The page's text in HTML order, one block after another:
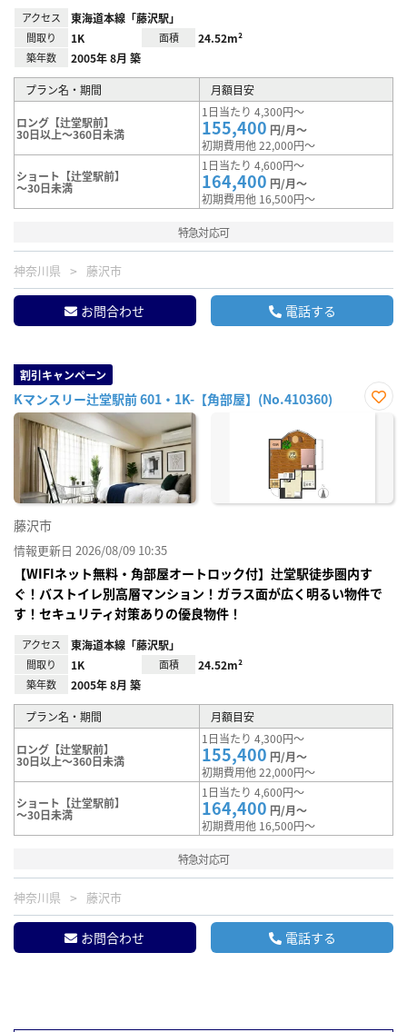
アクセス 東海道本線「藤沢駅」
間取り 1K 面積 24.52m²
築年数 2005年 8月 築
プラン名・期間 月額目安
ロング【辻堂駅前】
30日以上～360日未満
1日当たり 4,300円～
155,400 円/月～
初期費用他 22,000円～
ショート【辻堂駅前】
～30日未満
1日当たり 4,600円～
164,400 円/月～
初期費用他 16,500円～
特急対応可
神奈川県 藤沢市
お問合わせ 電話する
割引キャンペーン
Kマンスリー辻堂駅前 601・1K-【角部屋】(No.410360)
お気
藤沢市
情報更新日 2026/08/09 10:35
【WIFIネット無料・角部屋オートロック付】辻堂駅徒歩圏内す
ぐ！バストイレ別高層マンション！ガラス面が広く明るい物件で
す！セキュリティ対策ありの優良物件！
アクセス 東海道本線「藤沢駅」
間取り 1K 面積 24.52m²
築年数 2005年 8月 築
プラン名・期間 月額目安
ロング【辻堂駅前】
30日以上～360日未満
1日当たり 4,300円～
155,400 円/月～
初期費用他 22,000円～
ショート【辻堂駅前】
～30日未満
1日当たり 4,600円～
164,400 円/月～
初期費用他 16,500円～
特急対応可
神奈川県 藤沢市
お問合わせ 電話する